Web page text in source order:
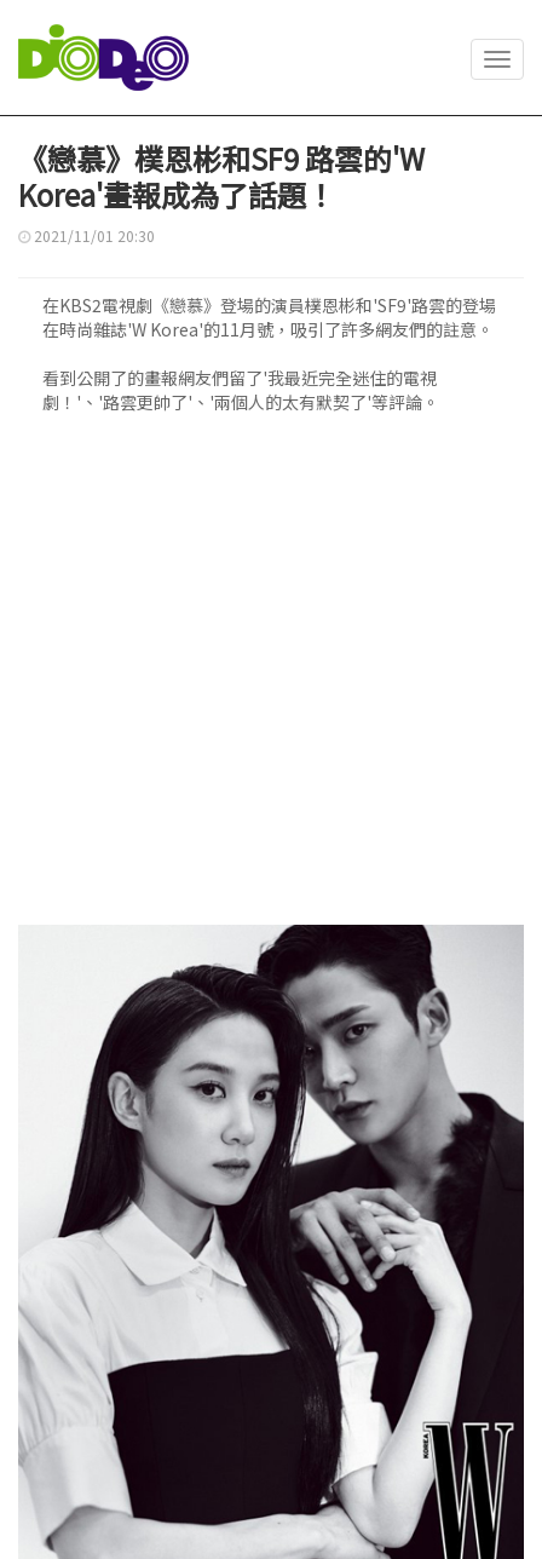
《戀慕》樸恩彬和SF9 路雲的'W
Korea'畫報成為了話題！
2021/11/01 20:30
在KBS2電視劇《戀慕》登場的演員樸恩彬和'SF9'路雲的登場
在時尚雜誌'W Korea'的11月號，吸引了許多網友們的註意。
看到公開了的畫報網友們留了'我最近完全迷住的電視
劇！'、'路雲更帥了'、'兩個人的太有默契了'等評論。